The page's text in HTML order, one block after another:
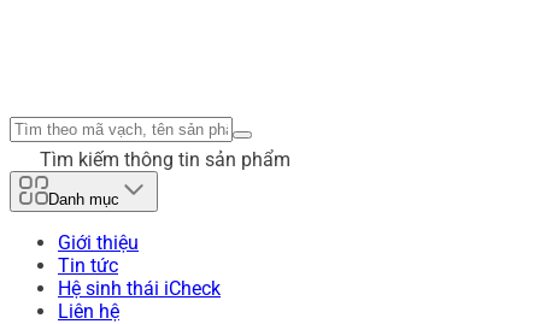
Tìm kiếm thông tin sản phẩm
Danh mục
Giới thiệu
Tin tức
Hệ sinh thái iCheck
Liên hệ